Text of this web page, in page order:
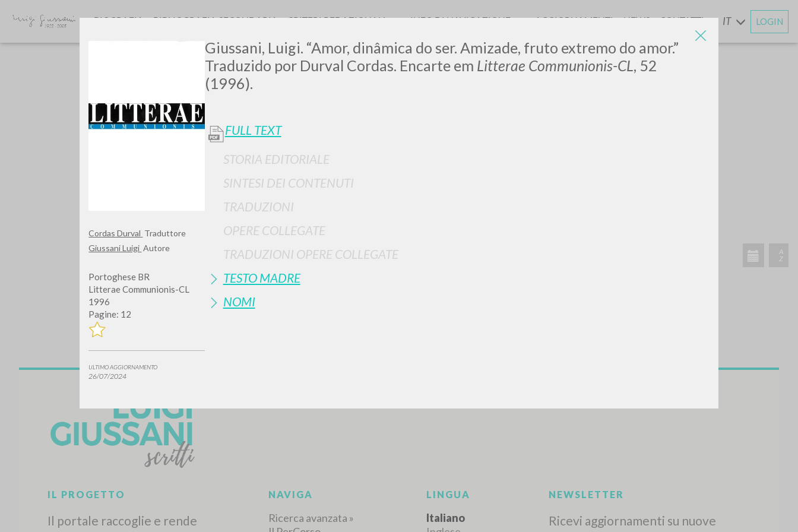
Cordas Durval Traduttore
Giussani Luigi Autore
Portoghese BR
Litterae Communionis-CL
1996
Pagine: 12
ULTIMO AGGIORNAMENTO
26/07/2024
Giussani, Luigi. “Amor, dinâmica do ser. Amizade, fruto extremo do amor.”
Traduzido por Durval Cordas. Encarte em Litterae Communionis-CL, 52
(1996).
FULL TEXT
STORIA EDITORIALE
SINTESI DEI CONTENUTI
TRADUZIONI
OPERE COLLEGATE
TRADUZIONI OPERE COLLEGATE
TESTO MADRE
NOMI
LUIGI
GIUSSANI
BIOGRAFIA BIBLIOGRAFIA SECONDARIA CRITERI REDAZIONALI INFO DI NAVIGAZIONE AGGIORNAMENTIENEWS CONTATTI IT LOGIN
TIPOLOGIA OPERA